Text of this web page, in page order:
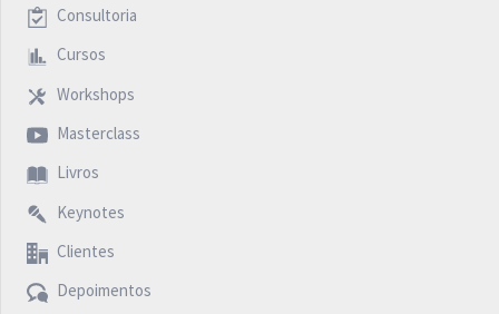
Consultoria
Cursos
Workshops
Masterclass
Livros
Keynotes
Clientes
Depoimentos